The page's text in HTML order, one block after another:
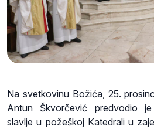
Na svetkovinu Božića, 25.
Antun Škvorčević predvodio
slavlje u požeškoj Katedrali u